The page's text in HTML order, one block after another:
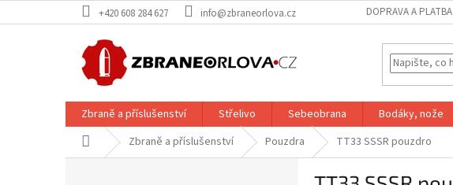
na
+420 608 284 627 info@zbraneorlova.cz DOPRAVA A PLATBA
Zbraně a příslušenství Střelivo Sebeobrana Bodáky, nože
Domů Zbraně a příslušenství Pouzdra TT33 SSSR pouzdro